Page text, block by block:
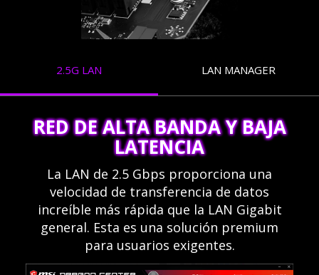
2.5G LAN LAN MANAGER
RED DE ALTA BANDA Y BAJA
LATENCIA
La LAN de 2.5 Gbps proporciona una
velocidad de transferencia de datos
increíble más rápida que la LAN Gigabit
general. Esta es una solución premium
para usuarios exigentes.